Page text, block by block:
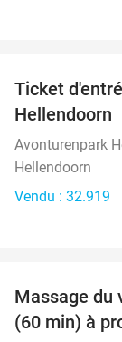
Ticket
Hellendoorn
Avonturenpark
Hellendoorn
Vendu : 32.919
Massage du
(60 min) à